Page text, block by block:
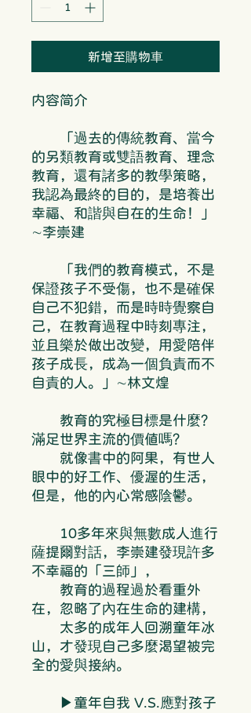
新增至購物車
内容简介
「過去的傳統教育、當今
的另類教育或雙語教育、理念
教育，還有諸多的教學策略，
我認為最終的目的，是培養出
幸福、和諧與自在的生命！」
∼李崇建
「我們的教育模式，不是
保證孩子不受傷，也不是確保
自己不犯錯，而是時時覺察自
己，在教育過程中時刻專注，
並且樂於做出改變，用愛陪伴
孩子成長，成為一個負責而不
自責的人。」∼林文煌
教育的究極目標是什麼？
滿足世界主流的價值嗎？
就像書中的阿果，有世人
眼中的好工作、優渥的生活，
但是，他的內心常感陰鬱。
10多年來與無數成人進行
薩提爾對話，李崇建發現許多
不幸福的「三師」，
教育的過程過於看重外
在，忽略了內在生命的建構，
太多的成年人回溯童年冰
山，才發現自己多麼渴望被完
全的愛與接納。
▶童年自我 V.S.應對孩子